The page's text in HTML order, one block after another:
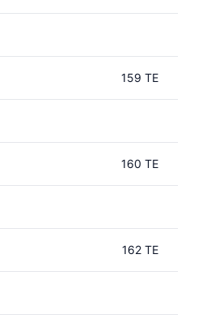
159 TE
160 TE
162 TE